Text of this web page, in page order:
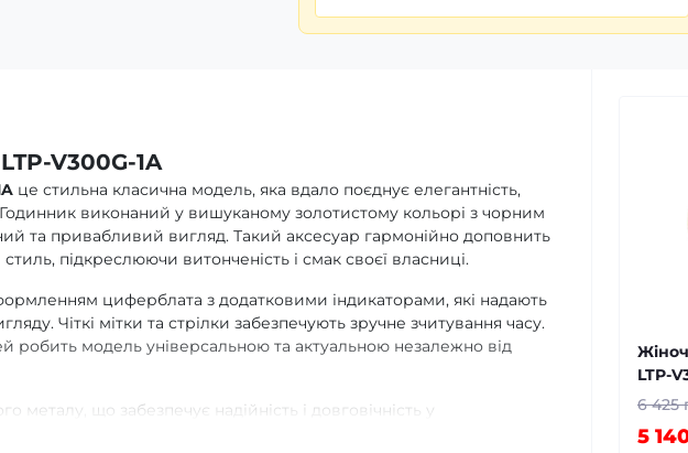
V300G-1A
це стильна класична модель, яка вдало поєднує елегантність,
Годинник виконаний у вишуканому золотистому кольорі з чорним
та привабливий вигляд. Такий аксесуар гармонійно доповнить
підкреслюючи витонченість і смак своєї власниці.
циферблата з додатковими індикаторами, які надають
Чіткі мітки та стрілки забезпечують зручне зчитування часу.
робить модель універсальною та актуальною незалежно від
металу, що забезпечує надійність і довговічність у
LTP-
6 425
5